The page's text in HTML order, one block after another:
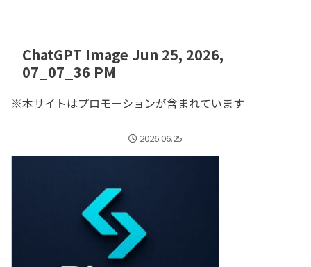
ChatGPT Image Jun 25, 2026,
07_07_36 PM
※本サイトはプロモーションが含まれています
2026.06.25